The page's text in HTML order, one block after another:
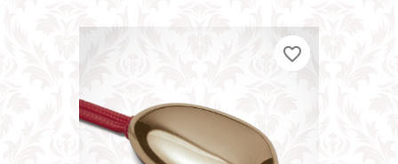
favorite_border
favorite_border
favorite_border